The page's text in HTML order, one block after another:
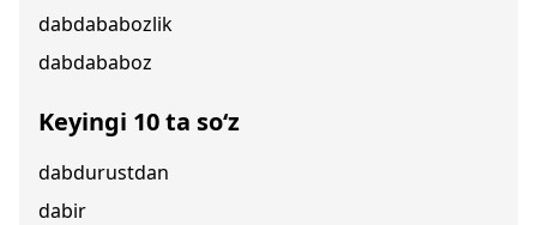
dabdababozlik
dabdababoz
Keyingi 10 ta so‘z
dabdurustdan
dabir